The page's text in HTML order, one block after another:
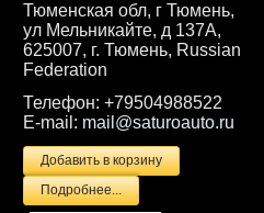
Тюменская обл, г Тюмень,
ул Мельникайте, д 137А,
625007, г. Тюмень, Russian
Federation
Телефон:+79504988522
E-mail: mail@saturoauto.ru
Подробнее...